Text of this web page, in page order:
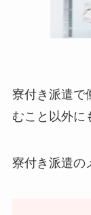
寮付き派遣で
むこと以外に
寮付き派遣の